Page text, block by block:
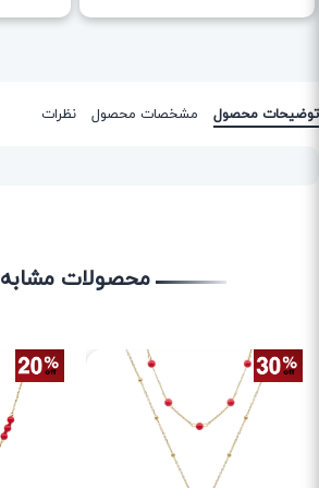
توضیحات محصول مشخصات محصول نظرات
محصولات مشابه